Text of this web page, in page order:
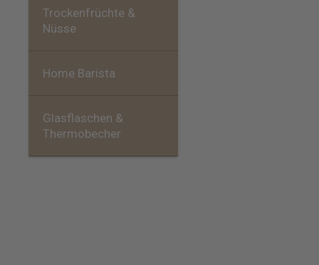
Trockenfrüchte &
Nüsse
Home Barista
Glasflaschen &
Thermobecher